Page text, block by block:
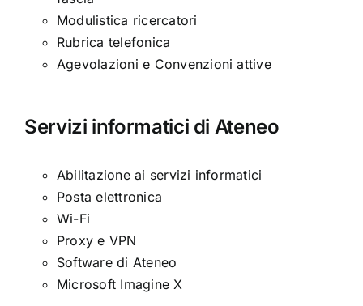
Modulistica ricercatori
Rubrica telefonica
Agevolazioni e Convenzioni attive
Servizi informatici di Ateneo
Abilitazione ai servizi informatici
Posta elettronica
Wi-Fi
Proxy e VPN
Software di Ateneo
Microsoft Imagine X